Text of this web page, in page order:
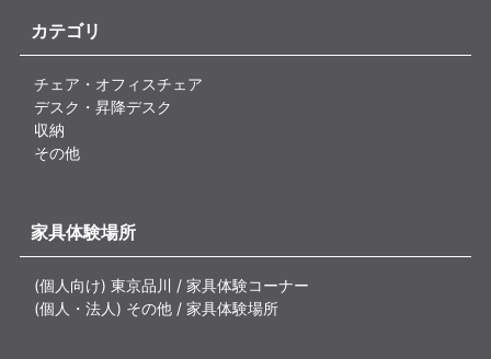
カテゴリ
チェア・オフィスチェア
デスク・昇降デスク
収納
その他
家具体験場所
(個人向け) 東京品川 / 家具体験コーナー
(個人・法人) その他 / 家具体験場所